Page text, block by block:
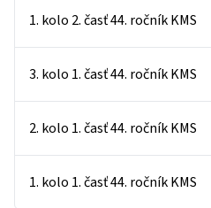
1. kolo 2. časť 44. ročník KMS
3. kolo 1. časť 44. ročník KMS
2. kolo 1. časť 44. ročník KMS
1. kolo 1. časť 44. ročník KMS